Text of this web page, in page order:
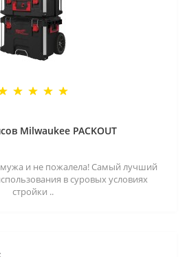
Milwaukee PACKOUT
мужа и не пожалела! Самый лучший
в суровых условиях
стройки ..